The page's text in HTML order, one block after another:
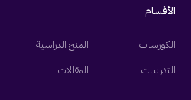
الأقسام
الكورسات المنح الدراسية
التدريبات
المقالات